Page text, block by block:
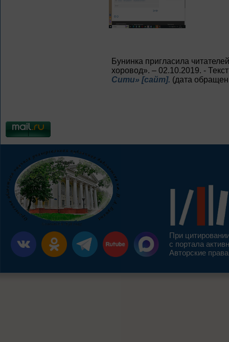
Бунинка пригласила
хоровод». – 02.10.2019. -
Сити» [сайт]. (дата
При
с портала
Авторские